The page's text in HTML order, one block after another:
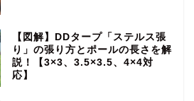
【図解】DDタープ「ステルス張
り」の張り方とポールの長さを解
説！【3×3、3.5×3.5、4×4対
応】